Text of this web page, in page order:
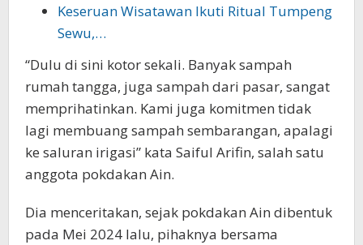
Keseruan Wisatawan Ikuti Ritual Tumpeng
Sewu,…
“Dulu di sini kotor sekali. Banyak sampah
rumah tangga, juga sampah dari pasar, sangat
memprihatinkan. Kami juga komitmen tidak
lagi membuang sampah sembarangan, apalagi
ke saluran irigasi” kata Saiful Arifin, salah satu
anggota pokdakan Ain.
Dia menceritakan, sejak pokdakan Ain dibentuk
pada Mei 2024 lalu, pihaknya bersama